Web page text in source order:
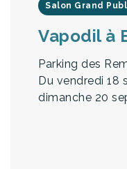
Salon Grand
Vapodil à
Parking des
Du vendredi 18
dimanche 20